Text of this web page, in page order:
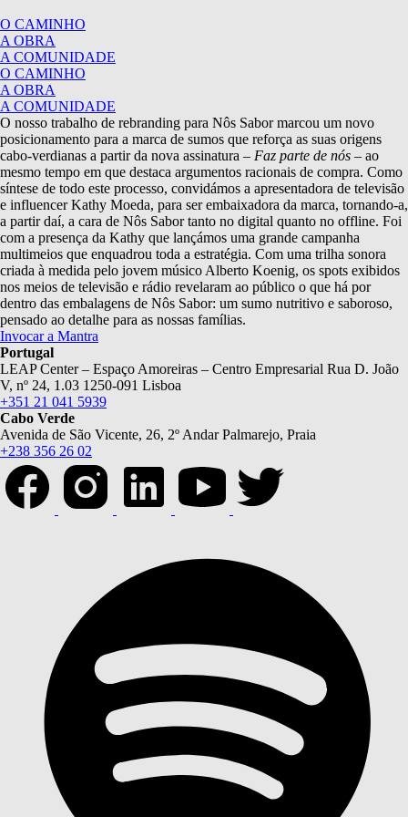
O CAMINHO
A OBRA
A COMUNIDADE
O CAMINHO
A OBRA
A COMUNIDADE
O nosso trabalho de rebranding para Nôs Sabor marcou um novo
posicionamento para a marca de sumos que reforça as suas origens
cabo-verdianas a partir da nova assinatura – Faz parte de nós – ao
mesmo tempo em que destaca argumentos racionais de compra. Como
síntese de todo este processo, convidámos a apresentadora de televisão
e influencer Kathy Moeda, para ser embaixadora da marca, tornando-a,
a partir daí, a cara de Nôs Sabor tanto no digital quanto no offline. Foi
com a presença da Kathy que lançámos uma grande campanha
multimeios que enquadrou toda a estratégia. Com uma trilha sonora
criada à medida pelo jovem músico Alberto Koenig, os spots exibidos
nos meios de televisão e rádio revelaram ao público o que há por
dentro das embalagens de Nôs Sabor: um sumo nutritivo e saboroso,
pensado ao detalhe para as nossas famílias.
Invocar a Mantra
Portugal
LEAP Center – Espaço Amoreiras – Centro Empresarial Rua D. João
V, nº 24, 1.03 1250-091 Lisboa
+351 21 041 5939
Cabo Verde
Avenida de São Vicente, 26, 2º Andar Palmarejo, Praia
+238 356 26 02